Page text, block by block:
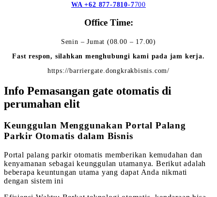
WA +62 877-7810-7700
Office Time:
Senin – Jumat (08.00 – 17.00)
Fast respon, silahkan menghubungi kami pada jam kerja.
https://barriergate.dongkrakbisnis.com/
Info Pemasangan gate otomatis di
perumahan elit
Keunggulan Menggunakan Portal Palang
Parkir Otomatis dalam Bisnis
Portal palang parkir otomatis memberikan kemudahan dan
kenyamanan sebagai keunggulan utamanya. Berikut adalah
beberapa keuntungan utama yang dapat Anda nikmati
dengan sistem ini